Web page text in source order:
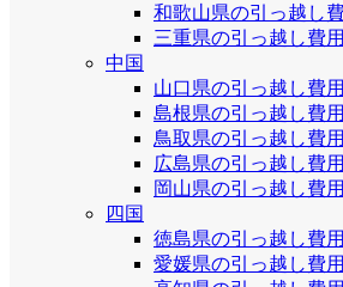
和歌山県の引っ越し
三重県の引っ越し費
中国
山口県の引っ越し費
島根県の引っ越し費
鳥取県の引っ越し費
広島県の引っ越し費
岡山県の引っ越し費
四国
徳島県の引っ越し費
愛媛県の引っ越し費